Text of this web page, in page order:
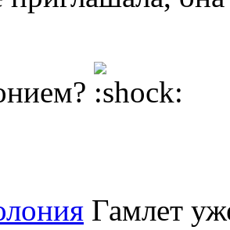
Гамлет